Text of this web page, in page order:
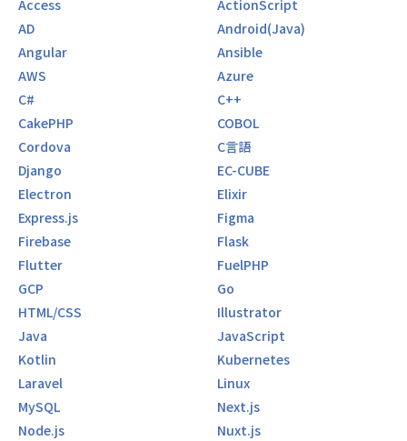
Access
ActionScript
AD
Android(Java)
Angular
Ansible
AWS
Azure
C#
C++
CakePHP
COBOL
Cordova
C言語
Django
EC-CUBE
Electron
Elixir
Express.js
Figma
Firebase
Flask
Flutter
FuelPHP
GCP
Go
HTML/CSS
Illustrator
Java
JavaScript
Kotlin
Kubernetes
Laravel
Linux
MySQL
Next.js
Node.js
Nuxt.js